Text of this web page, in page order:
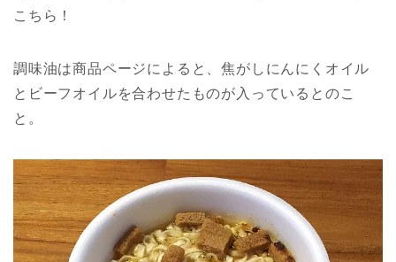
こちら！
調味油は商品ページによると、焦がしにんにくオイル
とビーフオイルを合わせたものが入っているとのこ
と。